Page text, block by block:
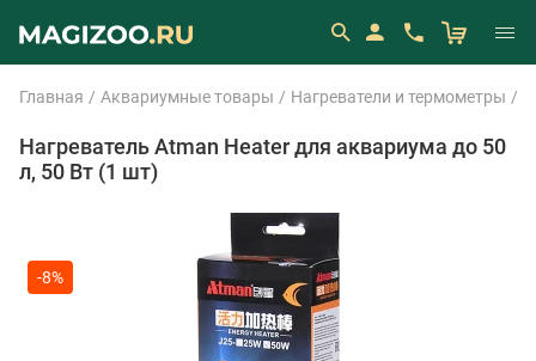
Главная Аквариумные товары Нагреватели и термометры
Нагреватель Atman Heater для аквариума до 50
л, 50 Вт (1 шт)
-8%